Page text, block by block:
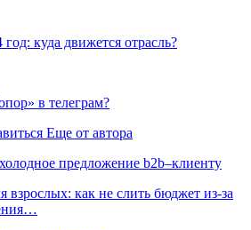
куда движется отрасль?
в телеграм?
Еще от автора
предложение b2b–клиенту
взрослых: как не слить бюджет из-за